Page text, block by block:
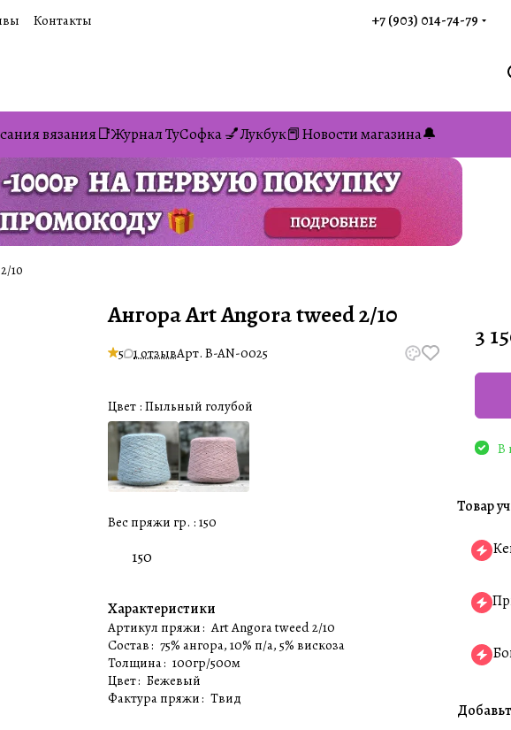
Контакты +7 (903) 014-74-79‬
вязания📑Журнал ТуСофка 💅Лукбук📕Новости магазина🔔
10
Ангора Art Angora tweed 2/10
5 1 отзывАрт.B-AN-0025
Цвет :Пыльный голубой
Вес пряжи гр. :150
150
Характеристики
Артикул пряжи: Art Angora tweed 2/10
Состав: 75% ангора, 10% п/а, 5% вискоза
Толщина: 100гр/500м
Цвет: Бежевый
Фактура пряжи: Твид
3
В
Товар